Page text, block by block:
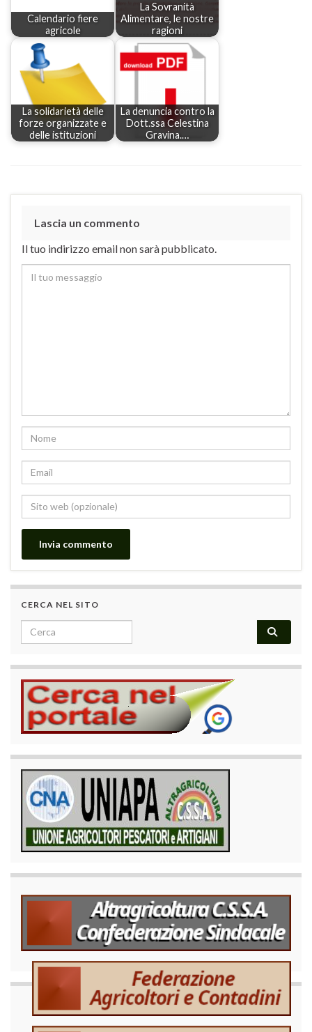
Calendario fiere
agricole
La Sovranità
Alimentare, le nostre
ragioni
La solidarietà delle
forze organizzate e
delle istituzioni
La denuncia contro la
Dott.ssa Celestina
Gravina.…
Lascia un commento
Il tuo indirizzo email non sarà pubblicato.
CERCA NEL SITO
Search for: